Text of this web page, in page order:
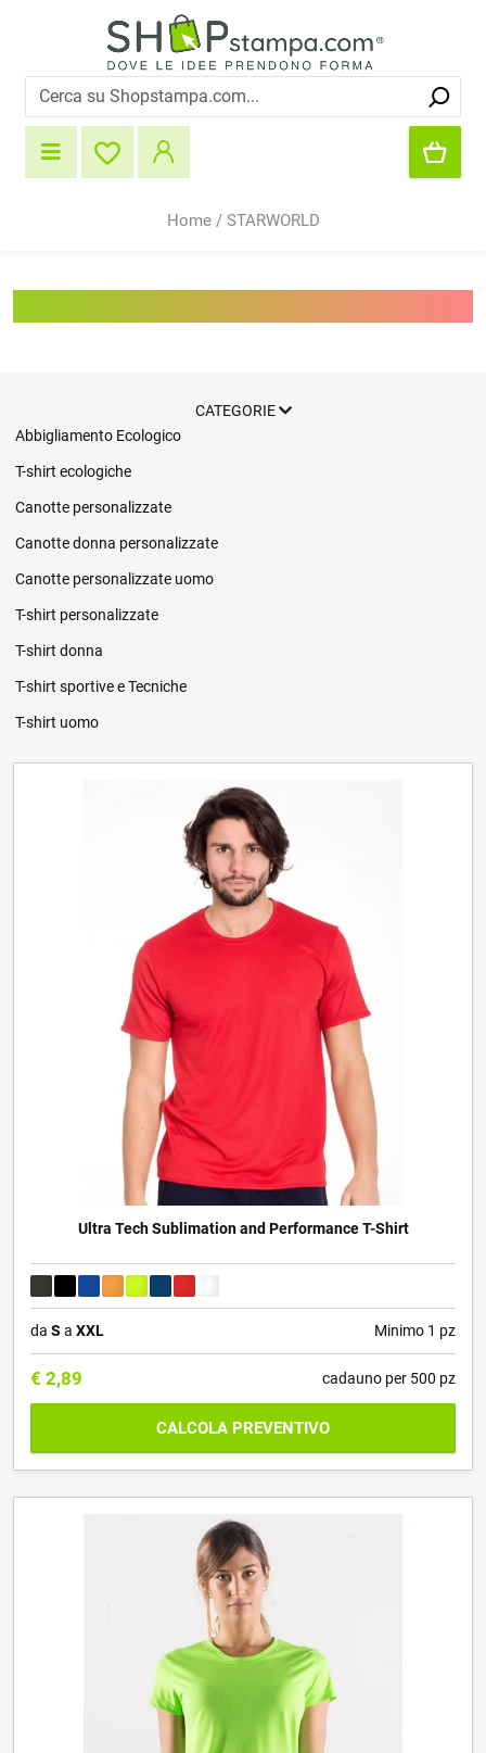
Home/ STARWORLD
CATEGORIE
Abbigliamento Ecologico
T-shirt ecologiche
Canotte personalizzate
Canotte donna personalizzate
Canotte personalizzate uomo
T-shirt personalizzate
T-shirt donna
T-shirt sportive e Tecniche
T-shirt uomo
Ultra Tech Sublimation and Performance T-Shirt
da S a XXL Minimo 1 pz
€ 2,89 cadauno per 500 pz
CALCOLA PREVENTIVO